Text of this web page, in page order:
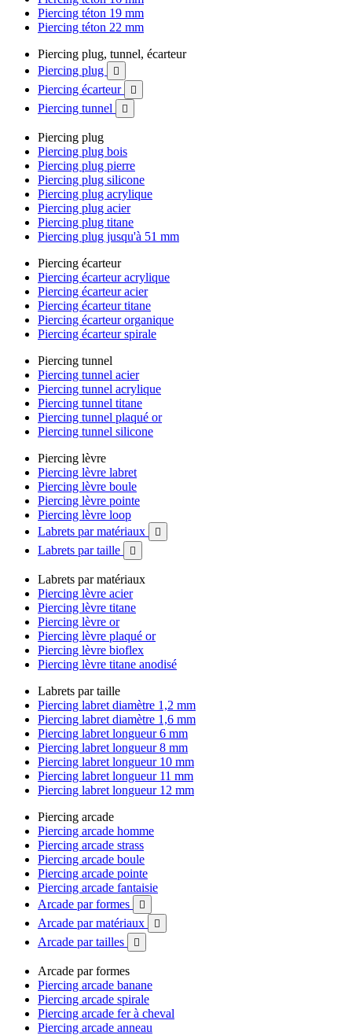
Piercing téton 19 mm
Piercing téton 22 mm
Piercing plug, tunnel, écarteur
Piercing plug

Piercing écarteur 
Piercing tunnel 
Piercing plug
Piercing plug bois
Piercing plug pierre
Piercing plug silicone
Piercing plug acrylique
Piercing plug acier
Piercing plug titane
Piercing plug jusqu'à 51 mm
Piercing écarteur
Piercing écarteur acrylique
Piercing écarteur acier
Piercing écarteur titane
Piercing écarteur organique
Piercing écarteur spirale
Piercing tunnel
Piercing tunnel acier
Piercing tunnel acrylique
Piercing tunnel titane
Piercing tunnel plaqué or
Piercing tunnel silicone
Piercing lèvre
Piercing lèvre labret
Piercing lèvre boule
Piercing lèvre pointe
Piercing lèvre loop
Labrets par matériaux

Labrets par taille 
Labrets par matériaux
Piercing lèvre acier
Piercing lèvre titane
Piercing lèvre or
Piercing lèvre plaqué or
Piercing lèvre bioflex
Piercing lèvre titane anodisé
Labrets par taille
Piercing labret diamètre 1,2 mm
Piercing labret diamètre 1,6 mm
Piercing labret longueur 6 mm
Piercing labret longueur 8 mm
Piercing labret longueur 10 mm
Piercing labret longueur 11 mm
Piercing labret longueur 12 mm
Piercing arcade
Piercing arcade homme
Piercing arcade strass
Piercing arcade boule
Piercing arcade pointe
Piercing arcade fantaisie
Arcade par formes

Arcade par matériaux 
Arcade par tailles 
Arcade par formes
Piercing arcade banane
Piercing arcade spirale
Piercing arcade fer à cheval
Piercing arcade anneau